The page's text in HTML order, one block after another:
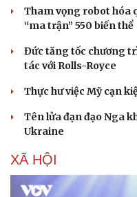
Nam khoa
Làm đẹp - giảm cân
Ăn sạch sống khỏe
Tham vọng robot hóa
“ma trận” 550 biến thể
Đức tăng tốc chương
tác với Rolls-Royce
Thực hư việc Mỹ cạn
Tên lửa đạn đạo Nga
Ukraine
XÃ HỘI